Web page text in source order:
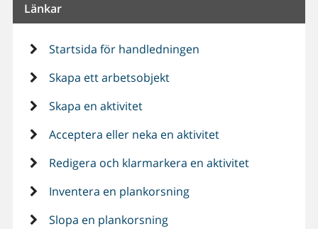
Länkar
Startsida för handledningen
Skapa ett arbetsobjekt
Skapa en aktivitet
Acceptera eller neka en aktivitet
Redigera och klarmarkera en aktivitet
Inventera en plankorsning
Slopa en plankorsning